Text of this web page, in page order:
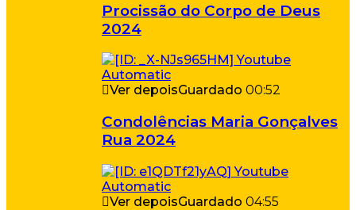
Procissão do Corpo de Deus
2024
Ver depoisGuardado 00:52
Condolências Maria Gonçalves
Rua 2024
Ver depoisGuardado 04:55